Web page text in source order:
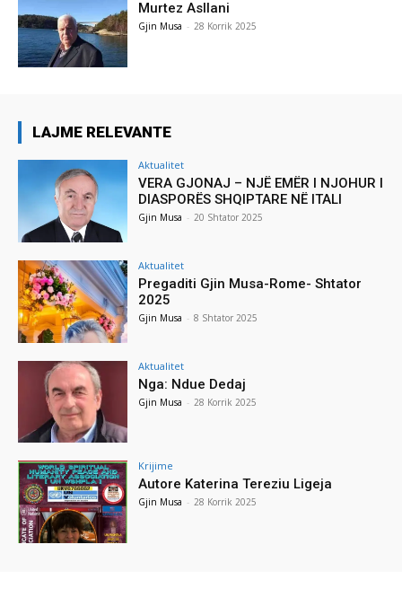
Murtez Asllani
Gjin Musa - 28 Korrik 2025
LAJME RELEVANTE
Aktualitet
VERA GJONAJ – NJË EMËR I NJOHUR I
DIASPORËS SHQIPTARE NË ITALI
Gjin Musa - 20 Shtator 2025
Aktualitet
Pregaditi Gjin Musa-Rome- Shtator
2025
Gjin Musa - 8 Shtator 2025
Aktualitet
Nga: Ndue Dedaj
Gjin Musa - 28 Korrik 2025
Krijime
Autore Katerina Tereziu Ligeja
Gjin Musa - 28 Korrik 2025